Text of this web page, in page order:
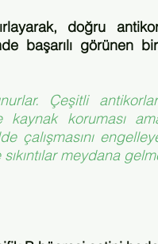
doğru antikor
başarılı görünen
Çeşitli
koruması
çalışmasını
meydana